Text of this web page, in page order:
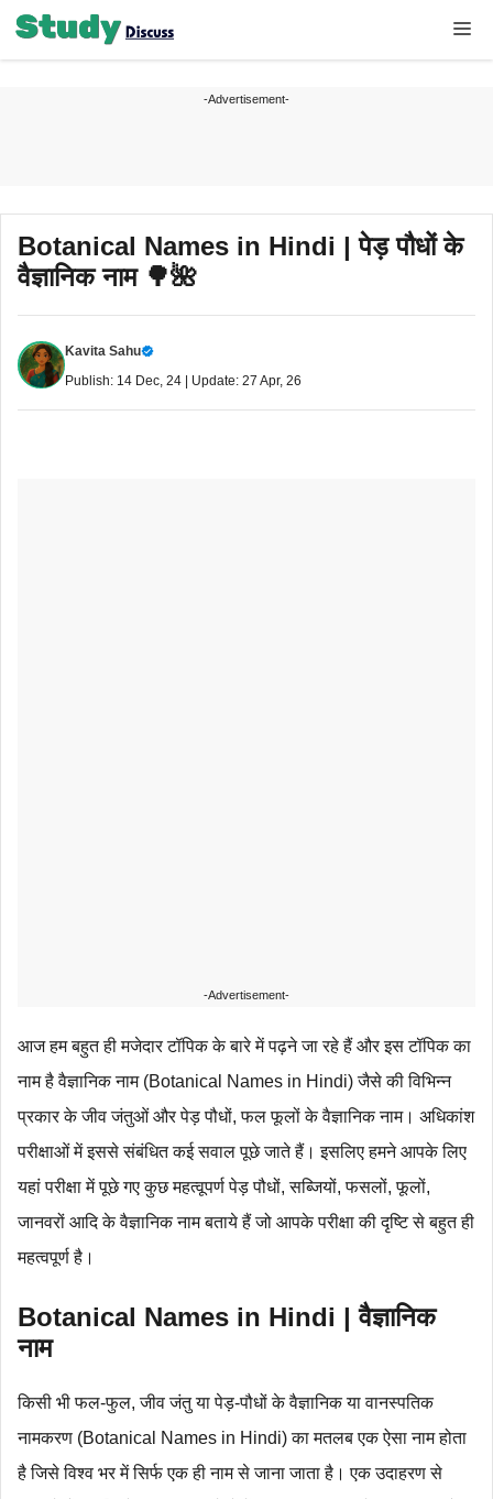
Skip
-Advertisement-
Botanical Names in Hindi | पेड़ पौधों के
वैज्ञानिक नाम 🌳🌺
Kavita Sahu
Publish: 14 Dec, 24 | Update: 27 Apr, 26
-Advertisement-
आज हम बहुत ही मजेदार टॉपिक के बारे में पढ़ने जा रहे हैं और इस टॉपिक का
नाम है वैज्ञानिक नाम (Botanical Names in Hindi) जैसे की विभिन्न
प्रकार के जीव जंतुओं और पेड़ पौधों, फल फूलों के वैज्ञानिक नाम। अधिकांश
परीक्षाओं में इससे संबंधित कई सवाल पूछे जाते हैं। इसलिए हमने आपके लिए
यहां परीक्षा में पूछे गए कुछ महत्वूपर्ण पेड़ पौधों, सब्जियों, फसलों, फूलों,
जानवरों आदि के वैज्ञानिक नाम बताये हैं जो आपके परीक्षा की दृष्टि से बहुत ही
महत्वपूर्ण है।
Botanical Names in Hindi | वैज्ञानिक
नाम
किसी भी फल-फुल, जीव जंतु या पेड़-पौधों के वैज्ञानिक या वानस्पतिक
नामकरण (Botanical Names in Hindi) का मतलब एक ऐसा नाम होता
है जिसे विश्व भर में सिर्फ एक ही नाम से जाना जाता है। एक उदाहरण से